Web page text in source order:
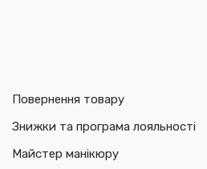
Повернення товару
Знижки та програма лояльності
Майстер манікюру